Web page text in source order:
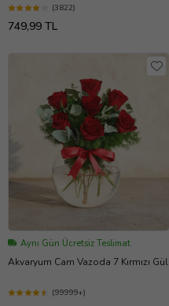
(3822)
749,99 TL
Aynı Gün Ücretsiz Teslimat
Akvaryum Cam Vazoda 7 Kırmızı Gül
(99999+)